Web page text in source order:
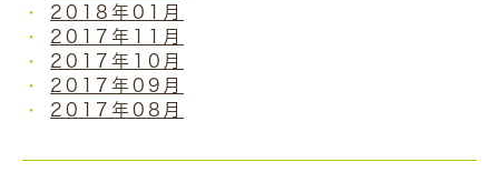
2018年01月
2017年11月
2017年10月
2017年09月
2017年08月